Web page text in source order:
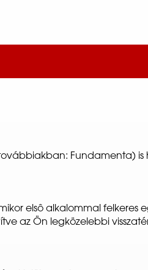
Fundamenta)
elsô alkalommal
az Ön legközelebbi